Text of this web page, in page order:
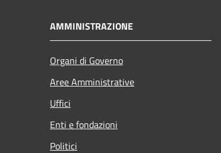
AMMINISTRAZIONE
Organi di Governo
Aree Amministrative
Uffici
Enti e fondazioni
Politici